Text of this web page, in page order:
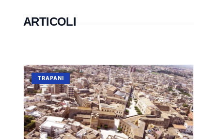
ARTICOLI
TRAPANI